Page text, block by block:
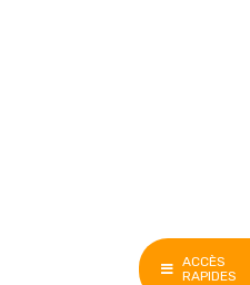
ACCÈS
RAPIDES